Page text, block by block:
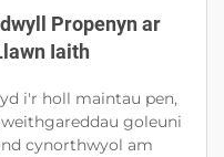
Propenyn ar
Iaith
i'r holl maintau pen,
goleuni
cynorthwyol am